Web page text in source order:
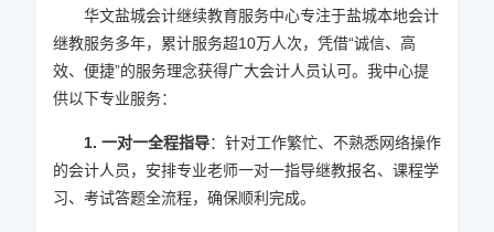
华文盐城会计继续教育服务中心专注于盐城本地会计
继教服务多年，累计服务超10万人次，凭借“诚信、高
效、便捷”的服务理念获得广大会计人员认可。我中心提
供以下专业服务：
1. 一对一全程指导：针对工作繁忙、不熟悉网络操作
的会计人员，安排专业老师一对一指导继教报名、课程学
习、考试答题全流程，确保顺利完成。